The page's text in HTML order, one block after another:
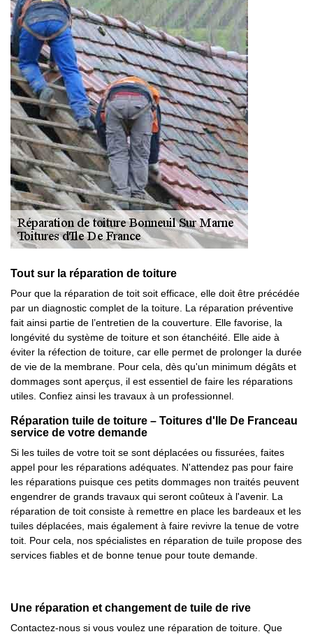
Tout sur la réparation de toiture
Pour que la réparation de toit soit efficace, elle doit être précédée
par un diagnostic complet de la toiture. La réparation préventive
fait ainsi partie de l’entretien de la couverture. Elle favorise, la
longévité du système de toiture et son étanchéité. Elle aide à
éviter la réfection de toiture, car elle permet de prolonger la durée
de vie de la membrane. Pour cela, dès qu'un minimum dégâts et
dommages sont aperçus, il est essentiel de faire les réparations
utiles. Confiez ainsi les travaux à un professionnel.
Réparation tuile de toiture – Toitures d'Ile De Franceau
service de votre demande
Si les tuiles de votre toit se sont déplacées ou fissurées, faites
appel pour les réparations adéquates. N'attendez pas pour faire
les réparations puisque ces petits dommages non traités peuvent
engendrer de grands travaux qui seront coûteux à l'avenir. La
réparation de toit consiste à remettre en place les bardeaux et les
tuiles déplacées, mais également à faire revivre la tenue de votre
toit. Pour cela, nos spécialistes en réparation de tuile propose des
services fiables et de bonne tenue pour toute demande.
Une réparation et changement de tuile de rive
Contactez-nous si vous voulez une réparation de toiture. Que